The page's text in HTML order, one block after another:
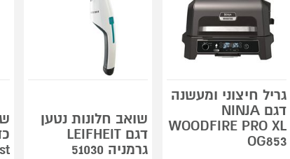
גריל חיצוני ומעשנה
דגם NINJA
WOODFIRE PRO XL
OG853
שואב חלונות נטען
דגם LEIFHEIT
גרמניה 51030